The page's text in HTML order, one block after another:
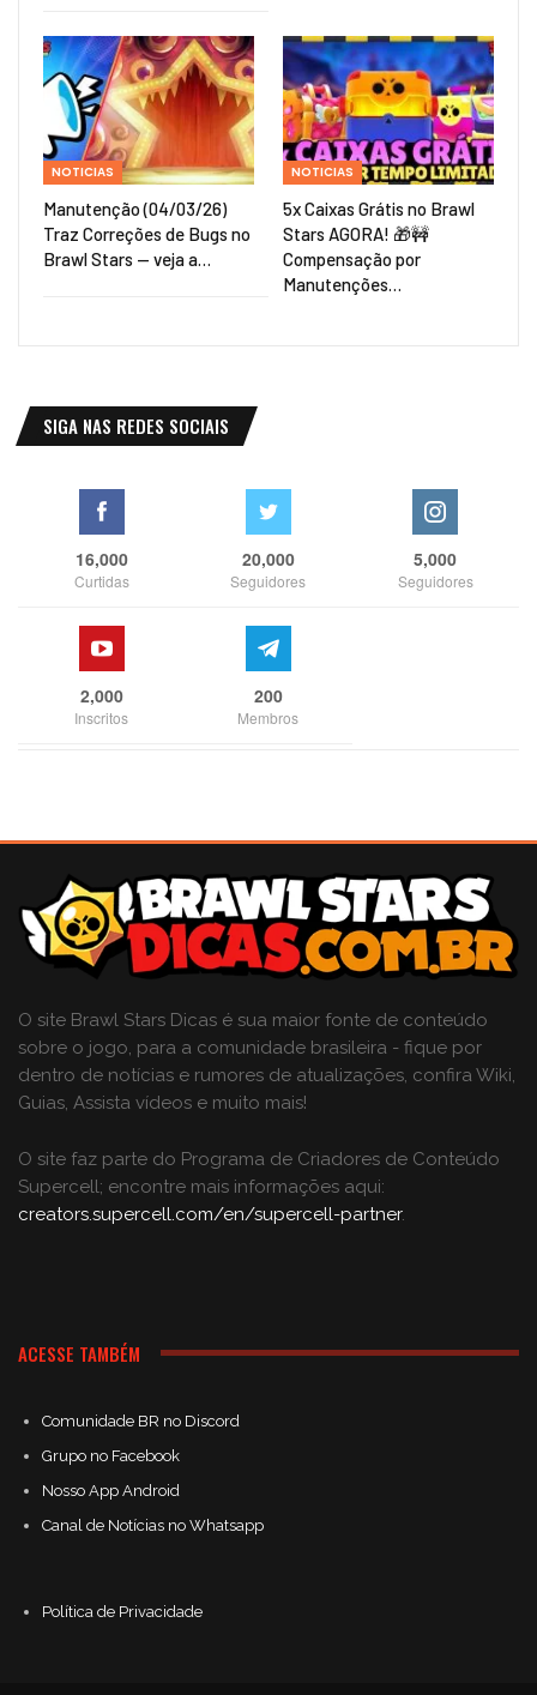
NOTICIAS
Manutenção (04/03/26)
Traz Correções de Bugs no
Brawl Stars — veja a…
NOTICIAS
5x Caixas Grátis no Brawl
Stars AGORA! 🎁🚧
Compensação por
Manutenções…
SIGA NAS REDES SOCIAIS
16,000
Curtidas
20,000
Seguidores
5,000
Seguidores
2,000
Inscritos
200
Membros
O site Brawl Stars Dicas é sua maior fonte de conteúdo
sobre o jogo, para a comunidade brasileira - fique por
dentro de notícias e rumores de atualizações, confira Wiki,
Guias, Assista vídeos e muito mais!
O site faz parte do Programa de Criadores de Conteúdo
Supercell; encontre mais informações aqui:
creators.supercell.com/en/supercell-partner.
ACESSE TAMBÉM
Comunidade BR no Discord
Grupo no Facebook
Nosso App Android
Canal de Notícias no Whatsapp
Política de Privacidade